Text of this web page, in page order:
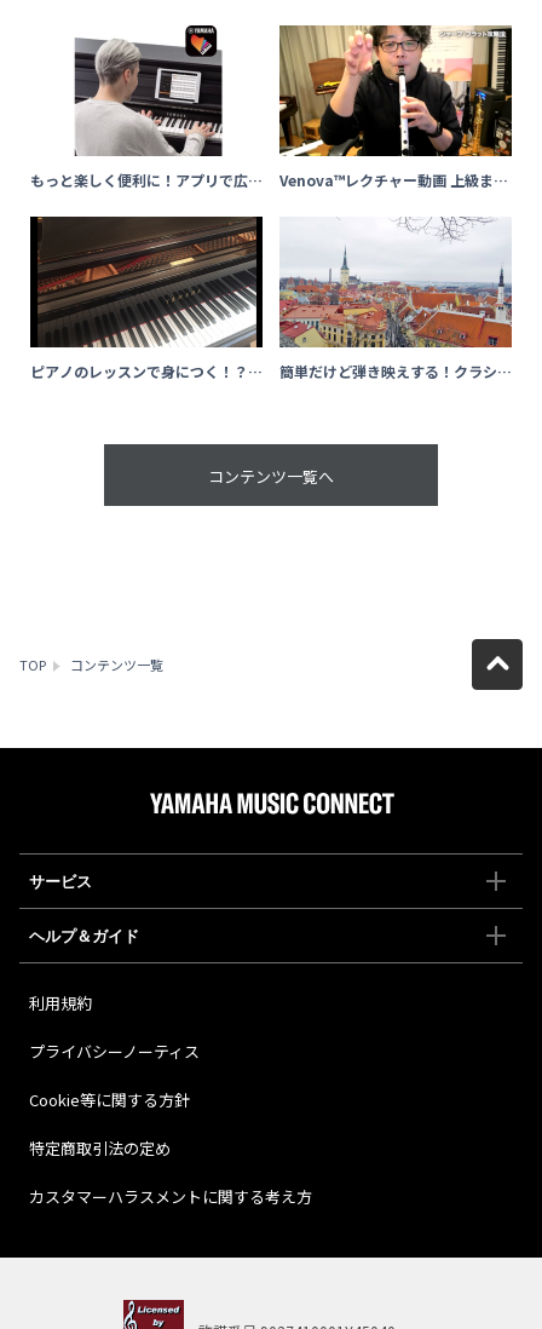
もっと楽しく便利に！アプリで広が
Venova™レクチャー動画 上級まと
ピアノのレッスンで身につく！？い
簡単だけど弾き映えする！クラシッ
コンテンツ一覧へ
TOP コンテンツ一覧
サービス
ヘルプ＆ガイド
利用規約
プライバシーノーティス
Cookie等に関する方針
特定商取引法の定め
カスタマーハラスメントに関する考え方